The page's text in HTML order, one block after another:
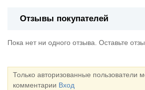
Отзывы покупателей
Пока нет ни одного отзыва. Оставьте
Только авторизованные пользователи
комментарии Вход